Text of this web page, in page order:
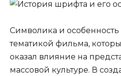
Символика и
тематикой фильма,
оказал влияние на
массовой культуре. В